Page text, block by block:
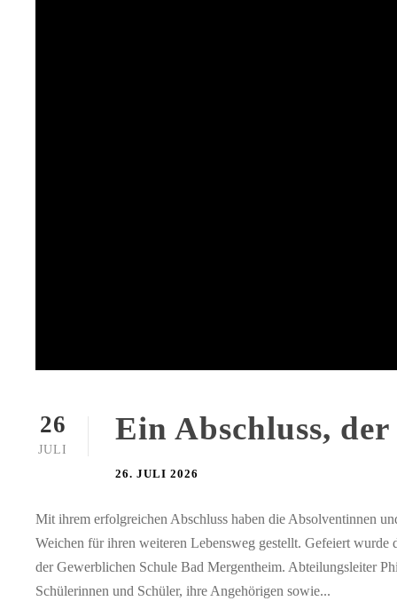
26
JULI
Ein Abschluss,
26. JULI 2026
Mit ihrem erfolgreichen Abschluss haben die Absolventinnen
Weichen für ihren weiteren Lebensweg gestellt. Gefeiert
der Gewerblichen Schule Bad Mergentheim. Abteilungsleiter
Schülerinnen und Schüler, ihre Angehörigen sowie...